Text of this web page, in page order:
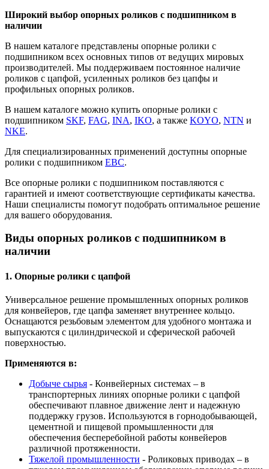
Широкий выбор опорных роликов с подшипником в
наличии
В нашем каталоге представлены опорные ролики с
подшипником всех основных типов от ведущих мировых
производителей. Мы поддерживаем постоянное наличие
роликов с цапфой, усиленных роликов без цапфы и
профильных опорных роликов.
В нашем каталоге можно купить опорные ролики с
подшипником SKF, FAG, INA, IKO, а также KOYO, NTN и
NKE.
Для специализированных применений доступны опорные
ролики с подшипником EBC.
Все опорные ролики с подшипником поставляются с
гарантией и имеют соответствующие сертификаты качества.
Наши специалисты помогут подобрать оптимальное решение
для вашего оборудования.
Виды опорных роликов с подшипником в
наличии
1. Опорные ролики с цапфой
Универсальное решение промышленных опорных роликов
для конвейеров, где цапфа заменяет внутреннее кольцо.
Оснащаются резьбовым элементом для удобного монтажа и
выпускаются с цилиндрической и сферической рабочей
поверхностью.
Применяются в:
Добыче сырья - Конвейерных системах – в
транспортерных линиях опорные ролики с цапфой
обеспечивают плавное движение лент и надежную
поддержку грузов. Используются в горнодобывающей,
цементной и пищевой промышленности для
обеспечения бесперебойной работы конвейеров
различной протяженности.
Тяжелой промышленности - Роликовых приводах – в